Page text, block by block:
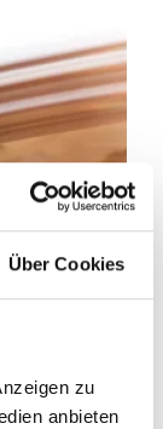
Über Cookies
zu
anbieten